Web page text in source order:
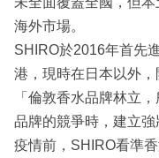
海外市場。
SHIRO於2016年首先
港，現時在日本以外，
「倫敦香水品牌林立
品牌的競爭時，建立強
疫情前，SHIRO看準